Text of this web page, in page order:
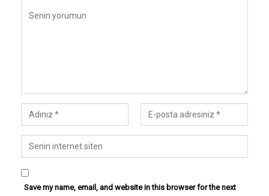
Save my name, email, and website in this browser for the next